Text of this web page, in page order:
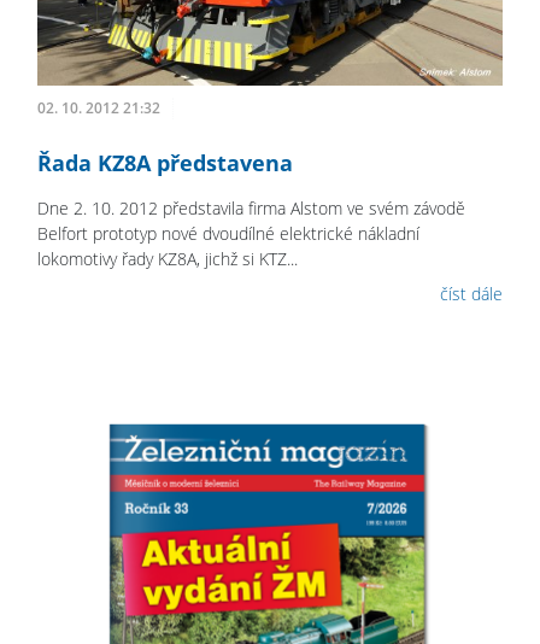
02. 10. 2012 21:32
Řada KZ8A představena
Dne 2. 10. 2012 představila firma Alstom ve svém závodě
Belfort prototyp nové dvoudílné elektrické nákladní
lokomotivy řady KZ8A, jichž si KTZ...
číst dále